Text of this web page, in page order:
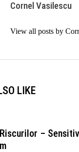
Cornel Vasilescu
View all posts by
LIKE
–